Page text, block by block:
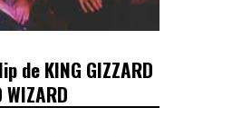
de KING GIZZARD
WIZARD